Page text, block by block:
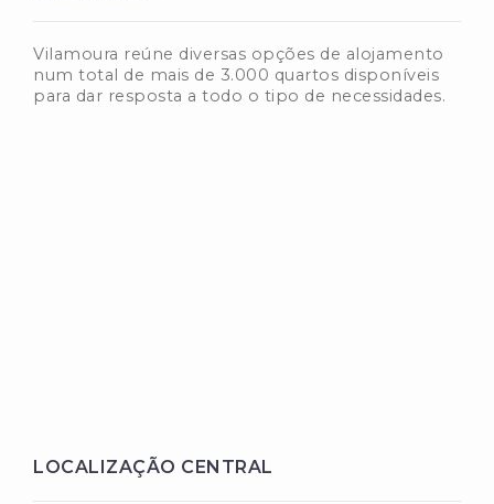
Vilamoura reúne diversas opções de alojamento
num total de mais de 3.000 quartos disponíveis
para dar resposta a todo o tipo de necessidades.
LOCALIZAÇÃO CENTRAL